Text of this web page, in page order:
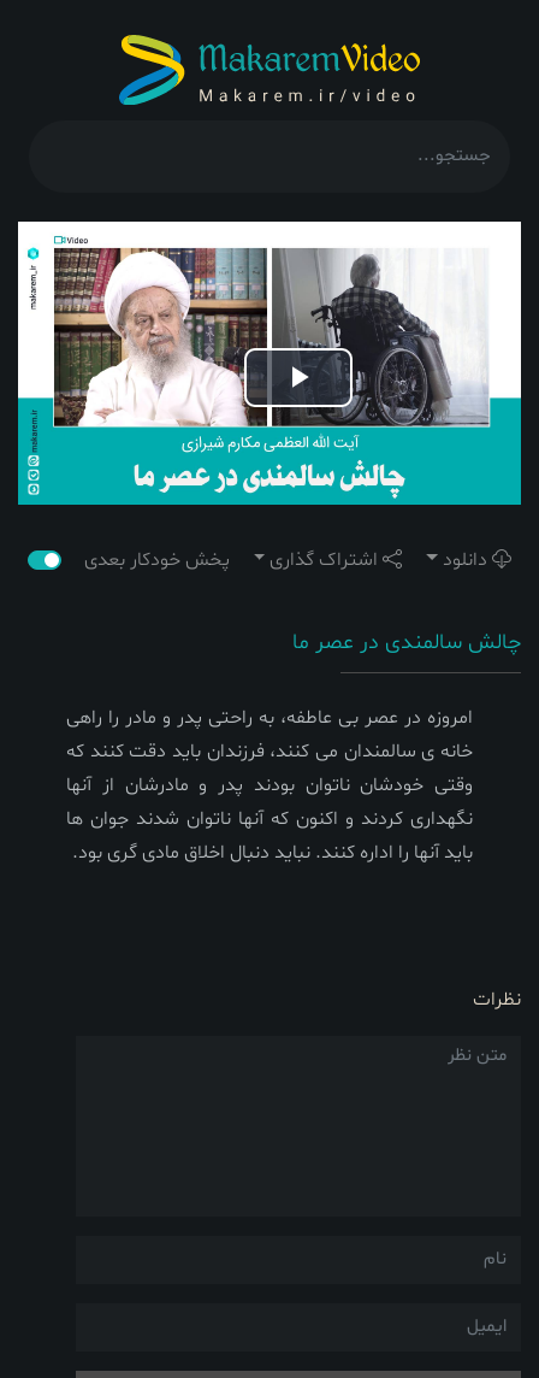
Play
Video
دانلود اشتراک گذاری پخش خودکار بعدی
چالش سالمندی در عصر ما
امروزه در عصر بی عاطفه، به راحتی پدر و مادر را راهی
خانه ی سالمندان می کنند، فرزندان باید دقت کنند که
وقتی خودشان ناتوان بودند پدر و مادرشان از آنها
نگهداری کردند و اکنون که آنها ناتوان شدند جوان ها
باید آنها را اداره کنند. نباید دنبال اخلاق مادی گری بود.
نظرات